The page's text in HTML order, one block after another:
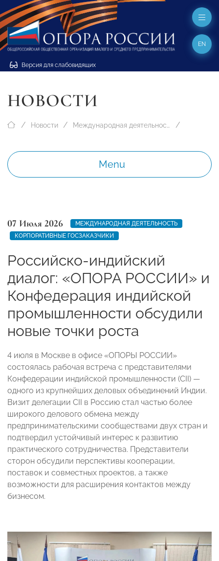
Версия для слабовидящих
EN
НОВОСТИ
Новости Международная деятельность
Menu
07 Июля 2026
МЕЖДУНАРОДНАЯ ДЕЯТЕЛЬНОСТЬ
КОРПОРАТИВНЫЕ ГОСЗАКАЗЧИКИ
Российско-индийский
диалог: «ОПОРА РОССИИ» и
Конфедерация индийской
промышленности обсудили
новые точки роста
4 июля в Москве в офисе «ОПОРЫ РОССИИ»
состоялась рабочая встреча с представителями
Конфедерации индийской промышленности (CII) —
одного из крупнейших деловых объединений Индии.
Визит делегации CII в Россию стал частью более
широкого делового обмена между
предпринимательскими сообществами двух стран и
подтвердил устойчивый интерес к развитию
практического сотрудничества. Представители
сторон обсудили перспективы кооперации,
поставок и совместных проектов, а также
возможности для расширения контактов между
бизнесом.